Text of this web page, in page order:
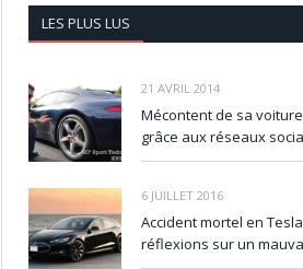
LES PLUS LUS
21 AVRIL 2014
Mécontent de sa
grâce aux réseaux
6 JUILLET 2016
Accident mortel en
réflexions sur un